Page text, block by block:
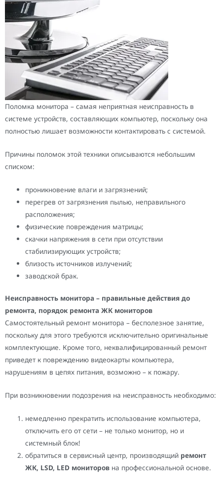
Поломка монитора – самая неприятная неисправность в
системе устройств, составляющих компьютер, поскольку она
полностью лишает возможности контактировать с системой.
Причины поломок этой техники описываются небольшим
списком:
проникновение влаги и загрязнений;
перегрев от загрязнения пылью, неправильного
расположения;
физические повреждения матрицы;
скачки напряжения в сети при отсутствии
стабилизирующих устройств;
близость источников излучений;
заводской брак.
Неисправность монитора – правильные действия до
ремонта, порядок ремонта ЖК мониторов
Самостоятельный ремонт монитора – бесполезное занятие,
поскольку для этого требуются исключительно оригинальные
комплектующие. Кроме того, неквалифицированный ремонт
приведет к повреждению видеокарты компьютера,
нарушениям в цепях питания, возможно – к пожару.
При возникновении подозрения на неисправность необходимо:
немедленно прекратить использование компьютера,
отключить его от сети – не только монитор, но и
системный блок!
обратиться в сервисный центр, производящий ремонт
ЖК, LSD, LED мониторов на профессиональной основе.